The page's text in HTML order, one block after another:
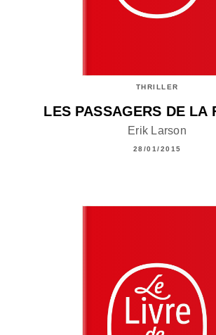
THRILLER
LES PASSAGERS DE LA
Erik Larson
28/01/2015